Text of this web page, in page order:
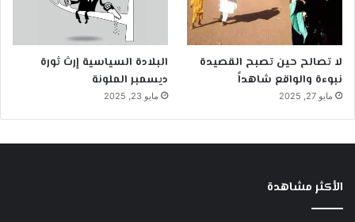
لا تصالح حين تصبح القصيدة
نبوءة والواقع شاهداً
مايو 27, 2025
البلادة السياسية إرث ثورة
ديسمبر الملونة
مايو 23, 2025
الأكثر مشاهدة